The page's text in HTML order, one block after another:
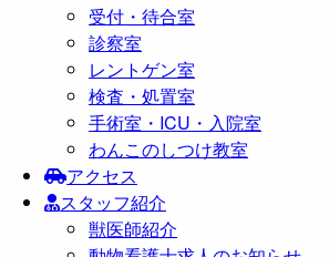
受付・待合室
診察室
レントゲン室
検査・処置室
手術室・ICU・入院室
わんこのしつけ教室
アクセス
スタッフ紹介
獣医師紹介